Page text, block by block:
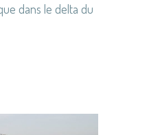
dans le delta du